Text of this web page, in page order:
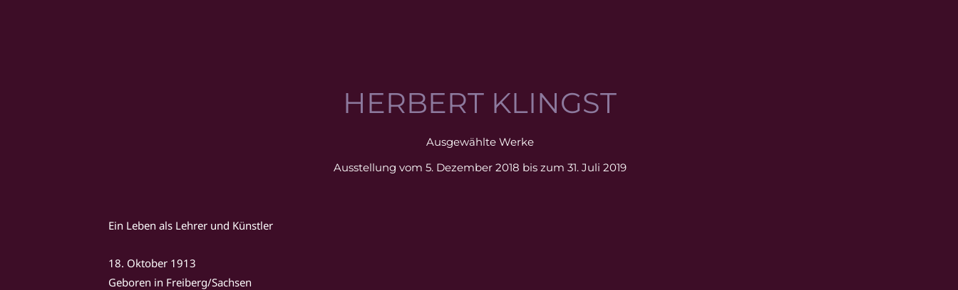
HERBERT KLINGST
Ausgewählte Werke
Ausstellung vom 5. Dezember 2018 bis zum 31. Juli 2019
Ein Leben als Lehrer und Künstler
18. Oktober 1913
Geboren in Freiberg/Sachsen